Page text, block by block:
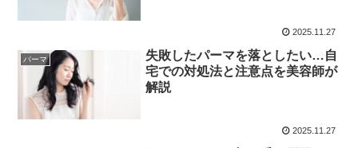
2025.11.27
パーマ
失敗したパーマを落としたい…自
宅での対処法と注意点を美容師が
解説
2025.11.27